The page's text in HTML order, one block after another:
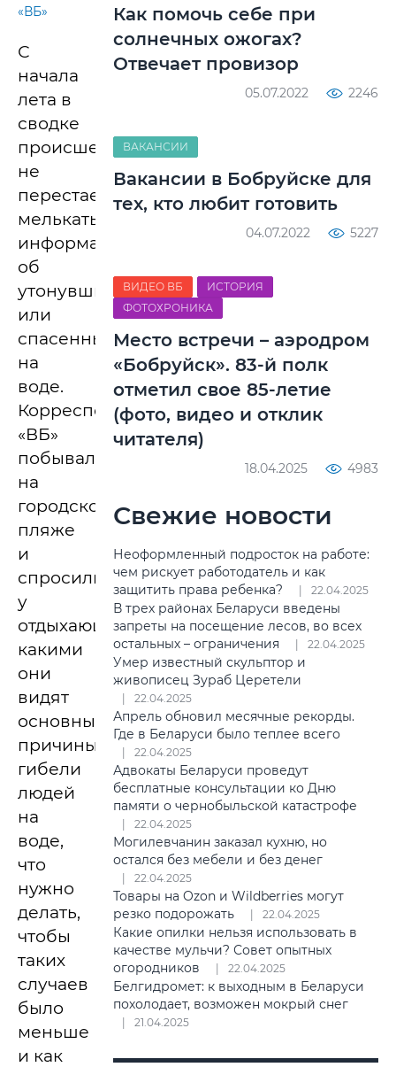
«ВБ»
С
начала
лета в
сводке
происшествий
не
перестает
мелькать
информация
об
утонувших
или
спасенных
на
воде.
Корреспонденты
«ВБ»
побывали
на
городском
пляже
и
спросили
у
отдыхающих,
какими
они
видят
основные
причины
гибели
людей
на
воде,
что
нужно
делать,
чтобы
таких
случаев
было
меньше
и как
Как помочь себе при
солнечных ожогах?
Отвечает провизор
05.07.2022 2246
ВАКАНСИИ
Вакансии в Бобруйске для
тех, кто любит готовить
04.07.2022 5227
ВИДЕО ВБ
ИСТОРИЯ
ФОТОХРОНИКА
Место встречи – аэродром
«Бобруйск». 83-й полк
отметил свое 85-летие
(фото, видео и отклик
читателя)
18.04.2025 4983
Свежие новости
Неоформленный подросток на работе:
чем рискует работодатель и как
защитить права ребенка?
22.04.2025
В трех районах Беларуси введены
запреты на посещение лесов, во всех
остальных – ограничения
22.04.2025
Умер известный скульптор и
живописец Зураб Церетели
22.04.2025
Апрель обновил месячные рекорды.
Где в Беларуси было теплее всего
22.04.2025
Адвокаты Беларуси проведут
бесплатные консультации ко Дню
памяти о чернобыльской катастрофе
22.04.2025
Могилевчанин заказал кухню, но
остался без мебели и без денег
22.04.2025
Товары на Ozon и Wildberries могут
резко подорожать
22.04.2025
Какие опилки нельзя использовать в
качестве мульчи? Совет опытных
огородников
22.04.2025
Белгидромет: к выходным в Беларуси
похолодает, возможен мокрый снег
21.04.2025